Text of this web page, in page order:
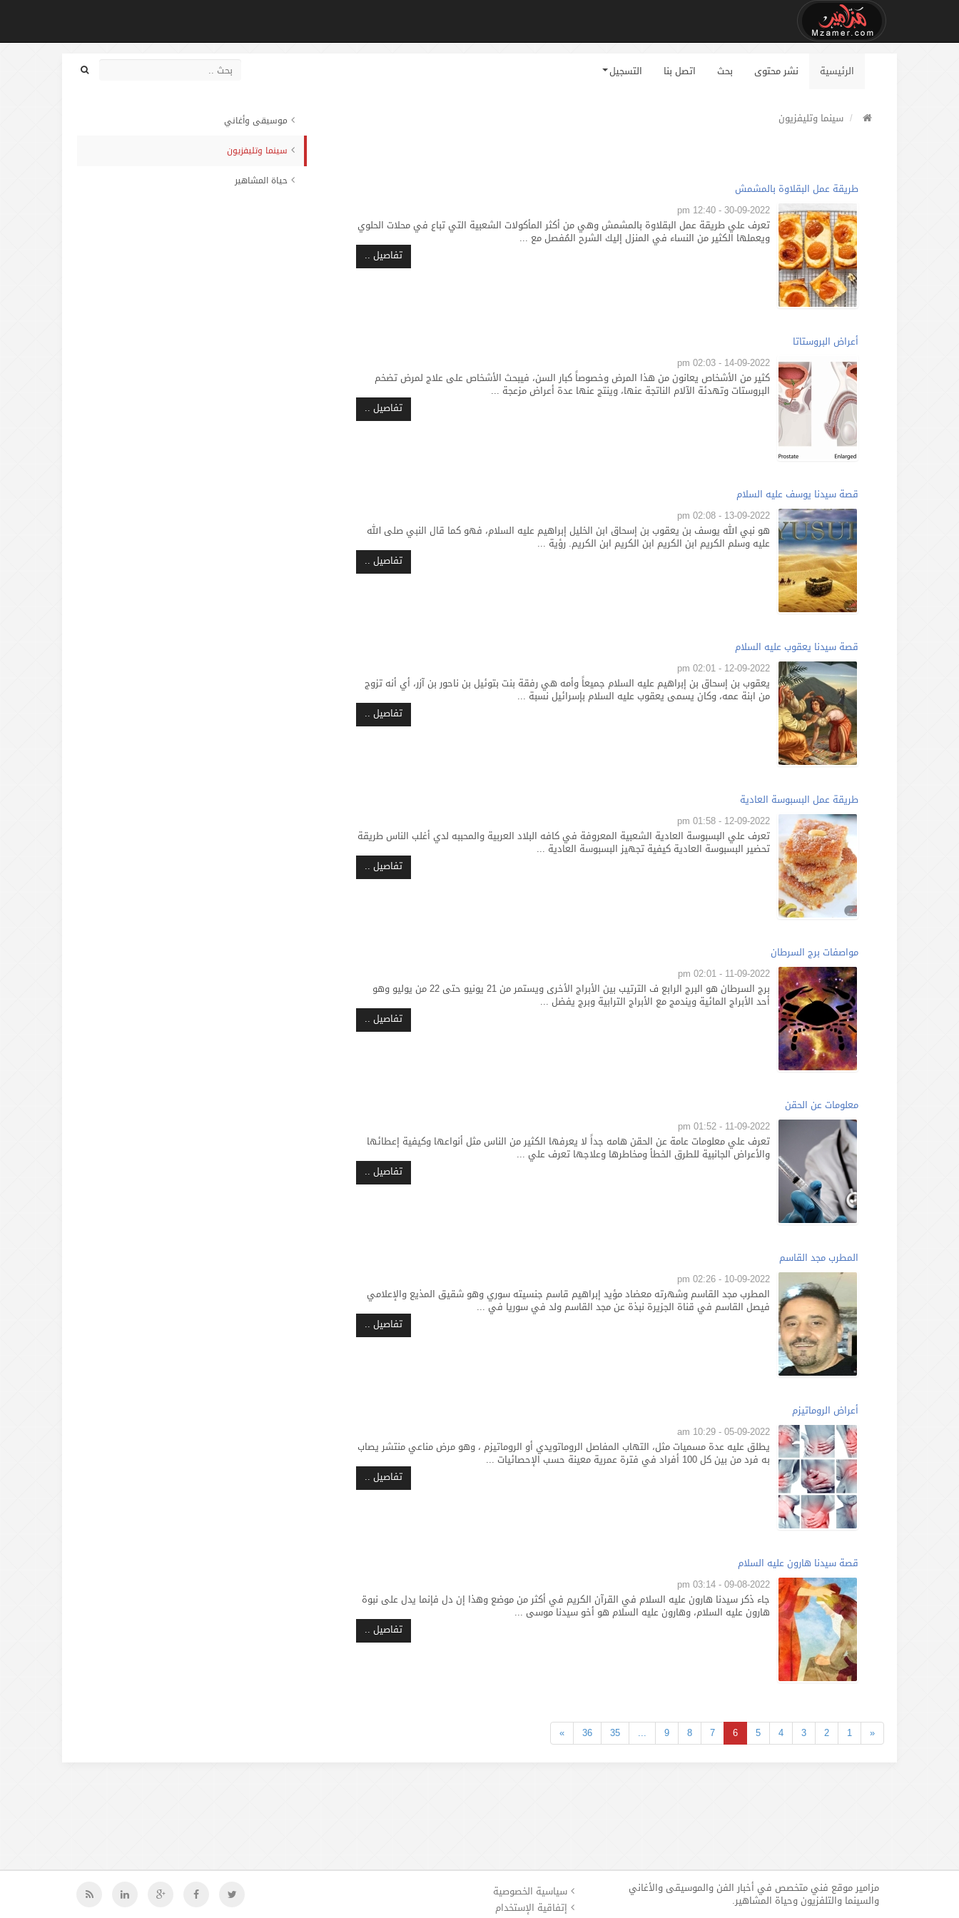
الرئيسية نشر محتوى بحث اتصل بنا التسجيل
سينما وتليفزيون
طريقة عمل البقلاوة بالمشمش
30-09-2022 - 12:40 pm
تعرف علي طريقة عمل البقلاوة بالمشمش وهي من أكثر المأكولات الشعبية التي تباع في محلات الحلوي
ويعملها الكثير من النساء في المنزل إليك الشرح المُفصل مع ...
تفاصيل ..
أعراض البروستاتا
14-09-2022 - 02:03 pm
كثير من الأشخاص يعانون من هذا المرض وخصوصاً كبار السن، فيبحث الأشخاص على علاج لمرض تضخم
البروستات وتهدئة الآلام الناتجة عنها، وينتج عنها عدة أعراض مزعجة ...
تفاصيل ..
قصة سيدنا يوسف عليه السلام
13-09-2022 - 02:08 pm
هو نبي الله يوسف بن يعقوب بن إسحاق ابن الخليل إبراهيم عليه السلام، فهو كما قال النبي صلى الله
عليه وسلم الكريم ابن الكريم ابن الكريم ابن الكريم. رؤية ...
تفاصيل ..
قصة سيدنا يعقوب عليه السلام
12-09-2022 - 02:01 pm
يعقوب بن إسحاق بن إبراهيم عليه السلام جميعاً وأمه هي رفقة بنت بتوئيل بن ناحور بن آزر، أي أنه تزوج
من ابنة عمه، وكان يسمى يعقوب عليه السلام بإسرائيل نسبة ...
تفاصيل ..
طريقة عمل البسبوسة العادية
12-09-2022 - 01:58 pm
تعرف علي البسبوسة العادية الشعبية المعروفة في كافه البلاد العربية والمحببه لدي أغلب الناس طريقة
تحضير البسبوسة العادية كيفية تجهيز البسبوسة العادية ...
تفاصيل ..
مواصفات برج السرطان
11-09-2022 - 02:01 pm
برج السرطان هو البرج الرابع ف الترتيب بين الأبراج الأخرى ويستمر من 21 يونيو حتى 22 من يوليو وهو
أحد الأبراج المائية ويندمج مع الأبراج الترابية وبرج يفضل ...
تفاصيل ..
معلومات عن الحقن
11-09-2022 - 01:52 pm
تعرف علي معلومات عامة عن الحقن هامه جداً لا يعرفها الكثير من الناس مثل أنواعها وكيفية إعطائها
والأعراض الجانبية للطرق الخطأ ومخاطرها وعلاجها تعرف علي ...
تفاصيل ..
المطرب مجد القاسم
10-09-2022 - 02:26 pm
المطرب مجد القاسم وشهرته معضاد مؤيد إبراهيم قاسم جنسيته سوري وهو شقيق المذيع والإعلامي
فيصل القاسم في قناة الجزيرة نبذة عن مجد القاسم ولد في سوريا في ...
تفاصيل ..
أعراض الروماتيزم
05-09-2022 - 10:29 am
يطلق عليه عدة مسميات مثل، التهاب المفاصل الروماتويدي أو الروماتيزم ، وهو مرض مناعي منتشر يصاب
به فرد من بين كل 100 أفراد في فترة عمرية معينة حسب الإحصائيات ...
تفاصيل ..
قصة سيدنا هارون عليه السلام
09-08-2022 - 03:14 pm
جاء ذكر سيدنا هارون عليه السلام في القرآن الكريم في أكثر من موضع وهذا إن دل فإنما يدل على نبوة
هارون عليه السلام، وهارون عليه السلام هو أخو سيدنا موسى ...
تفاصيل ..
«
1
2
3
4
5
6
7
8
9
...
35
36
»
موسيقى وأغاني
سينما وتليفزيون
حياة المشاهير
مزامير موقع فني متخصص في أخبار الفن والموسيقى والأغاني
والسينما والتلفزيون وحياة المشاهير.
سياسية الخصوصية
إتفاقية الإستخدام